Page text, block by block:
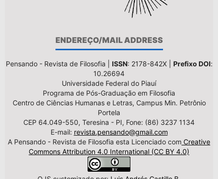
ENDEREÇO/MAIL ADDRESS
Pensando - Revista de Filosofia | ISSN: 2178-842X | Prefixo DOI:
10.26694
Universidade Federal do Piauí
Programa de Pós-Graduação em Filosofia
Centro de Ciências Humanas e Letras, Campus Min. Petrônio
Portela
CEP 64.049-550, Teresina - PI, Fone: (86) 3237 1134
E-mail: revista.pensando@gmail.com
A Pensando - Revista de Filosofia esta Licenciado com Creative
Commons Attribution 4.0 International (CC BY 4.0)